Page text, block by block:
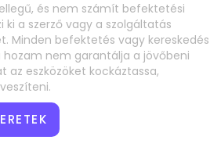
és nem számít befektetési
ki a szerző vagy a szolgáltatás
Minden befektetés vagy kereskedés
nem garantálja a jövőbeni
az eszközöket kockáztassa,